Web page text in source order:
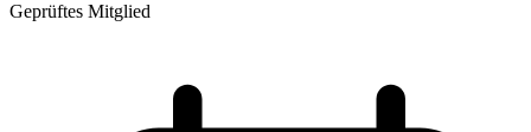
Geprüftes Mitglied